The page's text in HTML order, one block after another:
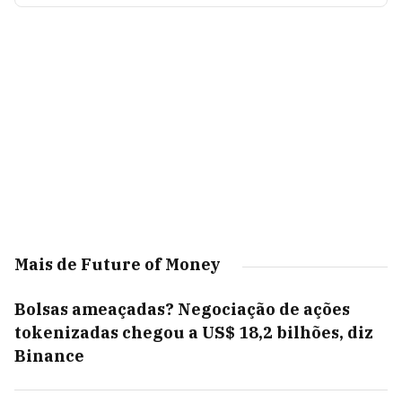
Mais de Future of Money
Bolsas ameaçadas? Negociação de ações
tokenizadas chegou a US$ 18,2 bilhões, diz
Binance